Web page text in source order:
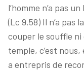
l’homme n’a pas
(Lc 9.58) Il n’a pas
couper le souffle
temple, c’est
a entrepris de